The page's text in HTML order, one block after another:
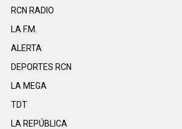
RCN RADIO
LA F.M.
ALERTA
DEPORTES RCN
LA MEGA
TDT
LA REPÚBLICA